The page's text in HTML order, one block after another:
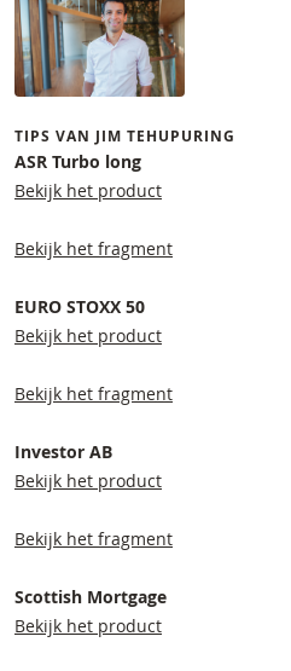
TIPS VAN JIM TEHUPURING
ASR Turbo long
Bekijk het product
Bekijk het fragment
EURO STOXX 50
Bekijk het product
Bekijk het fragment
Investor AB
Bekijk het product
Bekijk het fragment
Scottish Mortgage
Bekijk het product